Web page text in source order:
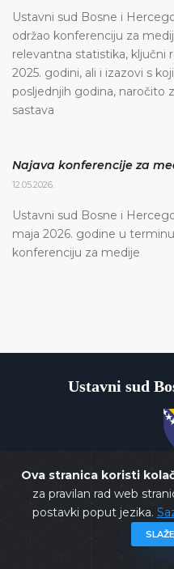
Ova stranica koristi
za pravilan rad web
postavki poput jezika.
Ustavni sud Bosne i
održao konferenciju za
relevantna statistika, ključni
2025. godini, ali i izazovi s
posljednjih godina, naročito
sastava
Najava konferencije za
12.05.2026.
Ustavni sud Bosne i
maja 2026. godine u
konferenciju za medije
Ustavni sud
Copyrights @ 2026